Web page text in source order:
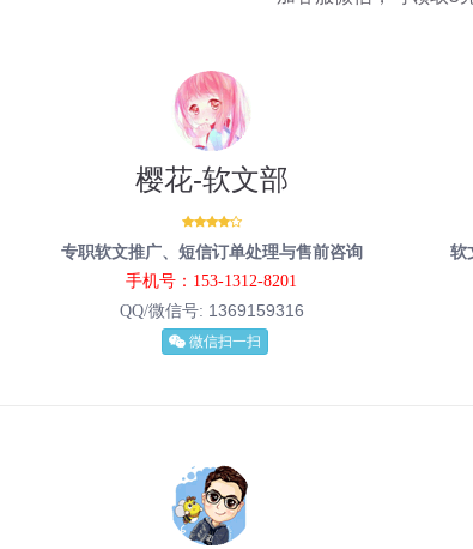
樱花-软文部
专职软文推广、短信订单处理与售前咨询
手机号：153-1312-8201
QQ/微信号: 1369159316
微信扫一扫
软